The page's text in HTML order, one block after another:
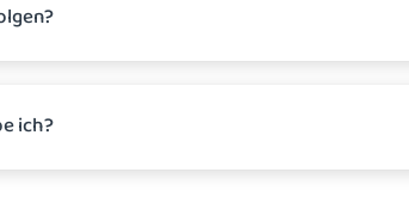
ich?